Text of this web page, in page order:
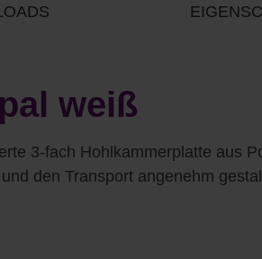
weiß
3-fach Hohlkammerplatte aus
den Transport angenehm